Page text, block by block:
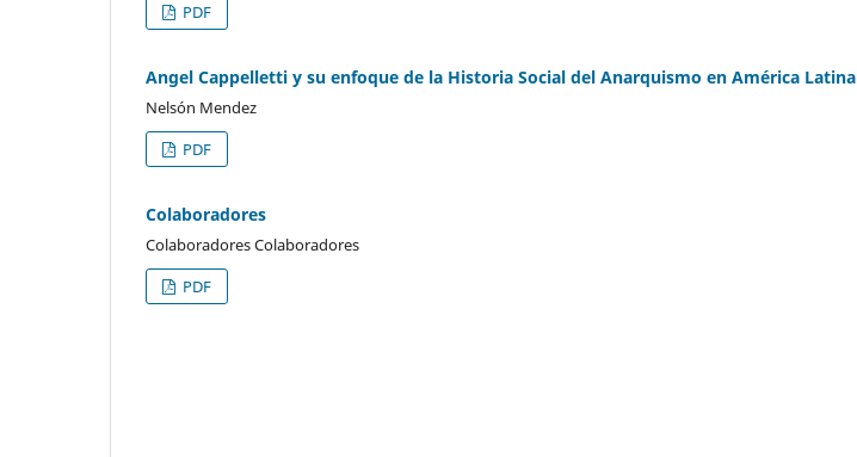
PDF
Angel Cappelletti y su enfoque de la Historia Social del Anarquismo en América Latina
Nelsón Mendez
PDF
Colaboradores
Colaboradores Colaboradores
PDF